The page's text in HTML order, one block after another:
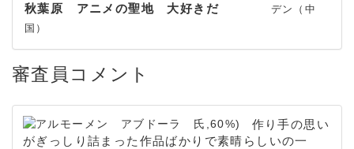
秋葉原 アニメの聖地 大好きだ
デン（中
国）
審査員コメント
作り手の思い
がぎっしり詰まった作品ばかりで素晴らしいの一